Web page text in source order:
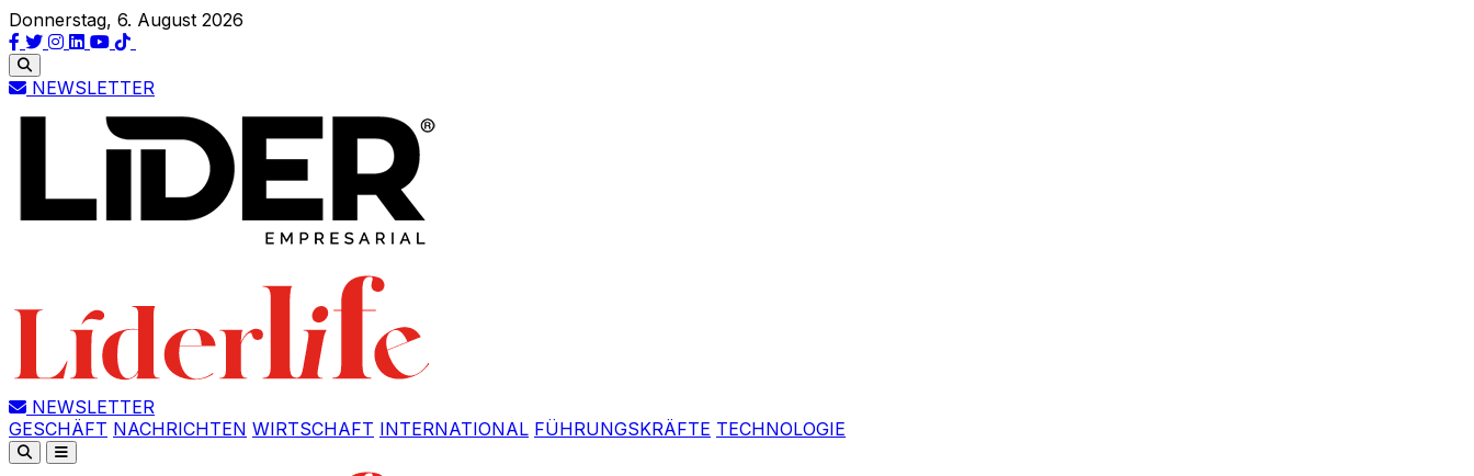
Donnerstag, 6. August 2026
NEWSLETTER
NEWSLETTER
GESCHÄFT NACHRICHTEN WIRTSCHAFT INTERNATIONAL FÜHRUNGSKRÄFTE TECHNOLOGIE